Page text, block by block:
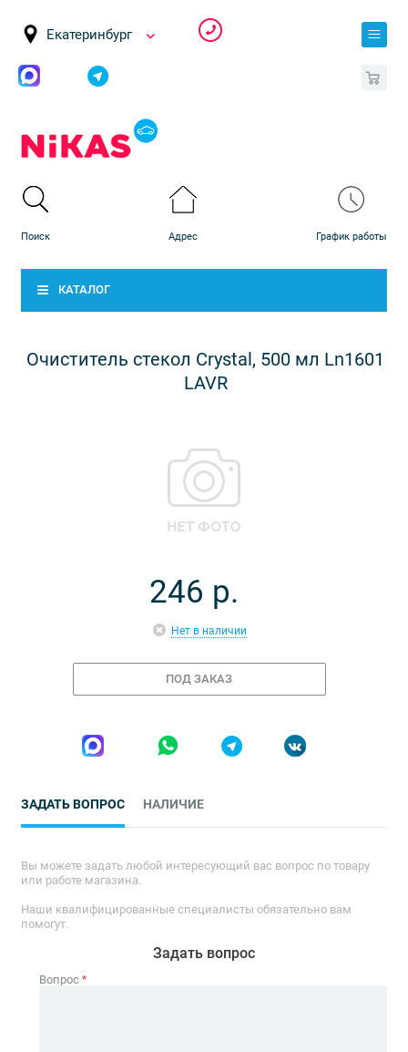
Екатеринбург
КАТАЛОГ
Очиститель стекол Crystal, 500 мл Ln1601
LAVR
246 р.
Нет в наличии
ПОД ЗАКАЗ
ЗАДАТЬ ВОПРОС НАЛИЧИЕ
Вы можете задать любой интересующий вас вопрос по товару
или работе магазина.
Наши квалифицированные специалисты обязательно вам
помогут.
Задать вопрос
Вопрос *